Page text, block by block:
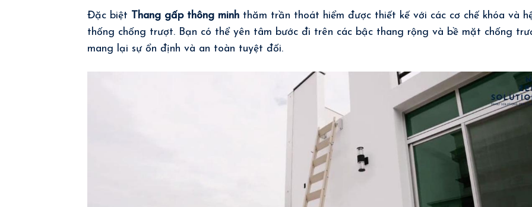
Đặc biệt Thang gấp thông minh thăm trần thoát hiểm được thiết kế với các cơ chế khóa và
thống chống trượt. Bạn có thể yên tâm bước đi trên các bậc thang rộng và bề mặt chống
mang lại sự ổn định và an toàn tuyệt đối.